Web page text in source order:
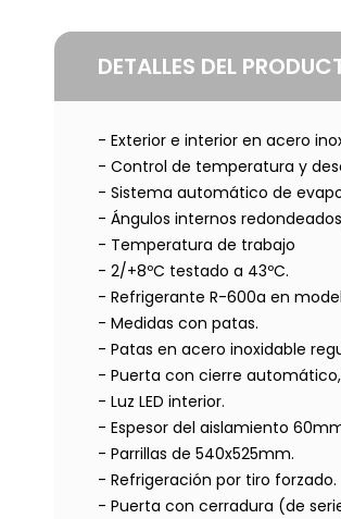
DETALLES DEL
- Exterior e interior en acero
- Control de temperatura y
- Sistema automático de
- Ángulos internos
- Temperatura de trabajo
- 2/+8ºC testado a 43ºC.
- Refrigerante R-600a en
- Medidas con patas.
- Patas en acero inoxidable
- Puerta con cierre
- Luz LED interior.
- Espesor del aislamiento
- Parrillas de 540x525mm.
- Refrigeración por tiro forzado.
- Puerta con cerradura (de